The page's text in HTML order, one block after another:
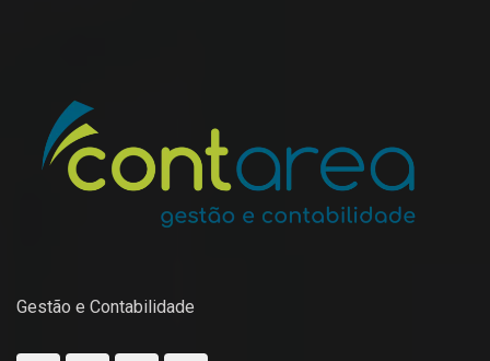
Gestão e Contabilidade